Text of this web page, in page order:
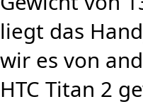
liegt das
wir es von
HTC Titan 2